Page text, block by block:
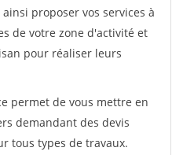
proposer vos services à
de votre zone d'activité et
pour réaliser leurs
permet de vous mettre en
demandant des devis
tous types de travaux.